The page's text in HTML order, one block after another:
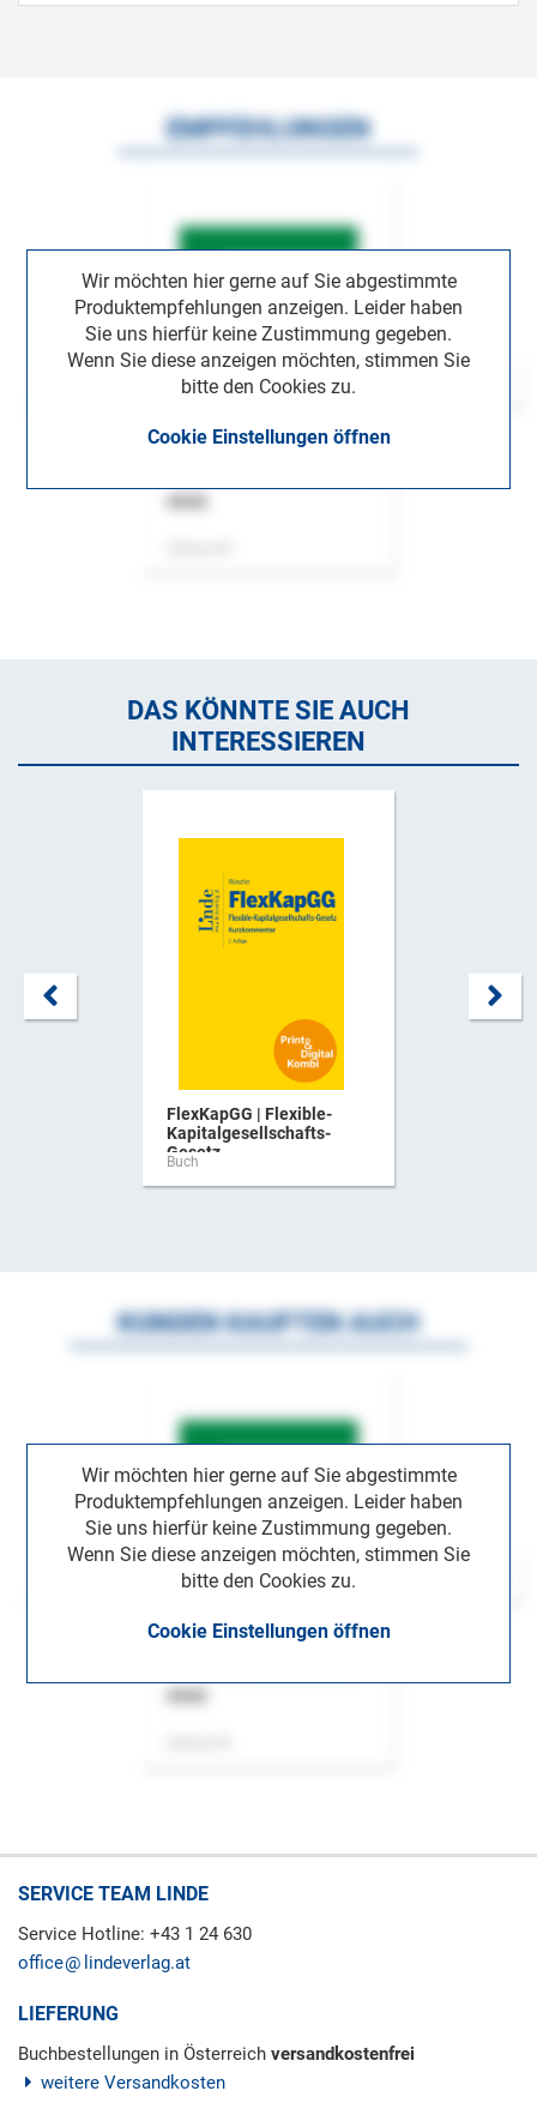
Wir möchten hier gerne auf Sie abgestimmte
Produktempfehlungen anzeigen. Leider haben
Sie uns hierfür keine Zustimmung gegeben.
Wenn Sie diese anzeigen möchten, stimmen Sie
bitte den Cookies zu.
Cookie Einstellungen öffnen
EMPFEHLUNGEN
DAS KÖNNTE SIE AUCH
INTERESSIEREN
FlexKapGG | Flexible-
Kapitalgesellschafts-
Gesetz ...
Buch
Wir möchten hier gerne auf Sie abgestimmte
Produktempfehlungen anzeigen. Leider haben
Sie uns hierfür keine Zustimmung gegeben.
Wenn Sie diese anzeigen möchten, stimmen Sie
bitte den Cookies zu.
Cookie Einstellungen öffnen
KUNDEN KAUFTEN AUCH
SERVICE TEAM LINDE
Service Hotline: +43 1 24 630
office
lindeverlag.at
LIEFERUNG
Buchbestellungen in Österreich versandkostenfrei
weitere Versandkosten